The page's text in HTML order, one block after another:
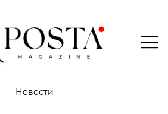
Новости